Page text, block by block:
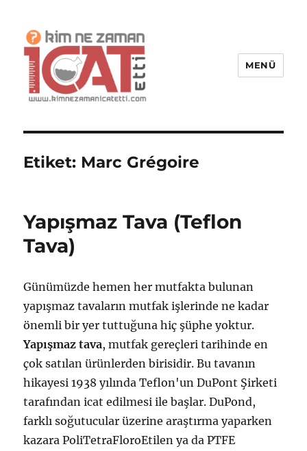
MENÜ
Etiket: Marc Grégoire
Yapışmaz Tava (Teflon
Tava)
Günümüzde hemen her mutfakta bulunan
yapışmaz tavaların mutfak işlerinde ne kadar
önemli bir yer tuttuğuna hiç şüphe yoktur.
Yapışmaz tava, mutfak gereçleri tarihinde en
çok satılan ürünlerden birisidir. Bu tavanın
hikayesi 1938 yılında Teflon'un DuPont Şirketi
tarafından icat edilmesi ile başlar. DuPond,
farklı soğutucular üzerine araştırma yaparken
kazara PoliTetraFloroEtilen ya da PTFE